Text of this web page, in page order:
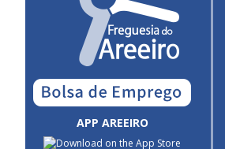
APP AREEIRO